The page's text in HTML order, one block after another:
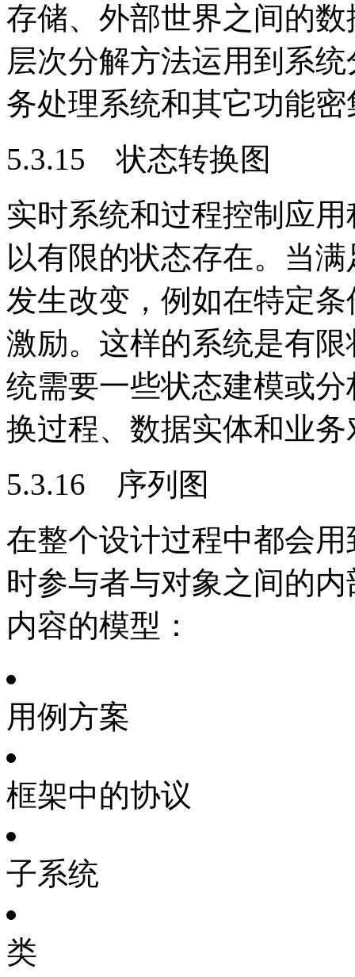
存储、外部世界之间的
层次分解方法运用到系
务处理系统和其它功能
5.3.15 状态转换图
实时系统和过程控制应
以有限的状态存在。当
发生改变，例如在特定
激励。这样的系统是有
统需要一些状态建模或
换过程、数据实体和业务
5.3.16 序列图
在整个设计过程中都会
时参与者与对象之间的
内容的模型：
用例方案
框架中的协议
子系统
类